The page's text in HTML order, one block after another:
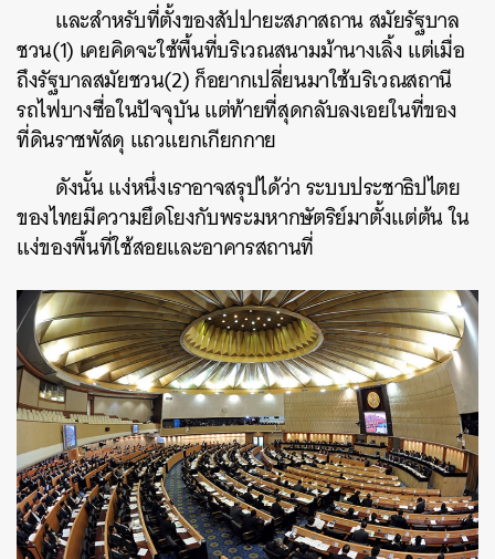
และสำหรับที่ตั้งของสัปปายะสภาสถาน สมัยรัฐบาล
ชวน(1) เคยคิดจะใช้พื้นที่บริเวณสนามม้านางเลิ้ง แต่เมื่อ
ถึงรัฐบาลสมัยชวน(2) ก็อยากเปลี่ยนมาใช้บริเวณสถานี
รถไฟบางซื่อในปัจจุบัน แต่ท้ายที่สุดกลับลงเอยในที่ของ
ที่ดินราชพัสดุ แถวแยกเกียกกาย
ดังนั้น แง่หนึ่งเราอาจสรุปได้ว่า ระบบประชาธิปไตย
ของไทยมีความยึดโยงกับพระมหากษัตริย์มาตั้งแต่ต้น ใน
แง่ของพื้นที่ใช้สอยและอาคารสถานที่